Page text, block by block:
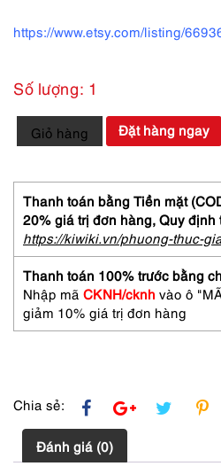
https://www.etsy.com/listing/
Số lượng: 1
0406-
NINA
L'air
du
temps
EDT
spray
50ml-
Nước
hoa
nữ-
số
Giỏ hàng Đặt hàng ngay
Thanh toán bằng Tiền mặt
20% giá trị đơn hàng, Quy định
https://kiwiki.vn/phuong-thuc-
Thanh toán 100% trước bằng
Nhập mã CKNH/cknh vào ô
giảm 10% giá trị đơn hàng
Chia sẻ:
Đánh giá (0)